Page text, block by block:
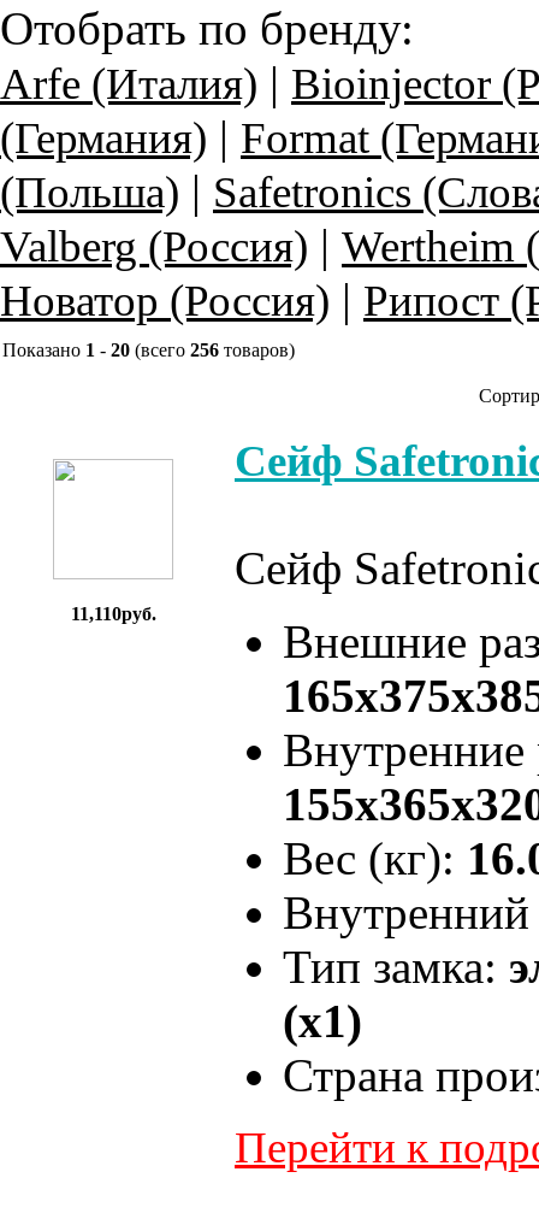
Отобрать по бренду:
Arfe (Италия) | Bioinjector
(Германия) | Format
(Польша) | Safetronics
Valberg (Россия) | Wertheim
Новатор (Россия) | Рипост
Показано 1 - 20 (всего 256 товаров)
11,110руб.
Сейф
Сейф
Внешние
Вес (кг):
Тип замка:
(x1)
Страна
Перейти к